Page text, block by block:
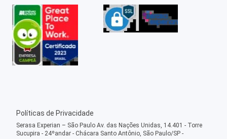
Políticas de Privacidade
Serasa Experian – São Paulo Av. das Nações Unidas, 14.401 - Torre
Sucupira - 24ºandar - Chácara Santo Antônio, São Paulo/SP -